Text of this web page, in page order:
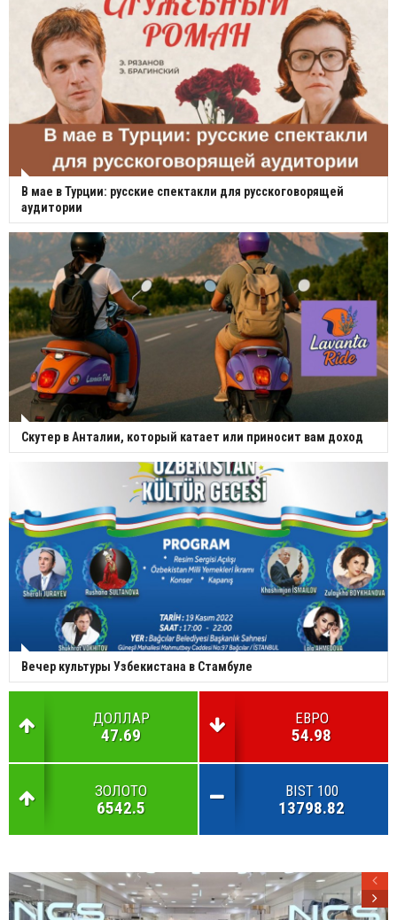
В мае в Турции: русские спектакли для русскоговорящей
аудитории
Скутер в Анталии, который катает или приносит вам доход
Вечер культуры Узбекистана в Стамбуле
ДОЛЛАР
47.69
ЕВРО
54.98
ЗОЛОТО
6542.5
BIST 100
13798.82